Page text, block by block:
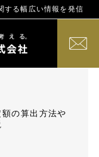
する幅広い情報を発信
の算出方法や